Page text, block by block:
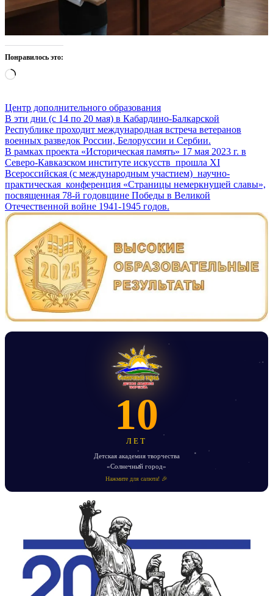
Понравилось это:
Загрузка…
Центр дополнительного образования
Навигация
по
записям
В эти дни (с 14 по 20 мая) в Кабардино-Балкарской
Республике проходит международная встреча ветеранов
военных разведок России, Белоруссии и Сербии.
В рамках проекта «Историческая память» 17 мая 2023 г. в
Северо-Кавказском институте искусств прошла XI
Всероссийская (с международным участием) научно-
практическая конференция «Страницы немеркнущей славы»,
посвященная 78-й годовщине Победы в Великой
Отечественной войне 1941-1945 годов.
10
ЛЕТ
Детская академия творчества
«Солнечный город»
Нажмите для салюта! 🎉